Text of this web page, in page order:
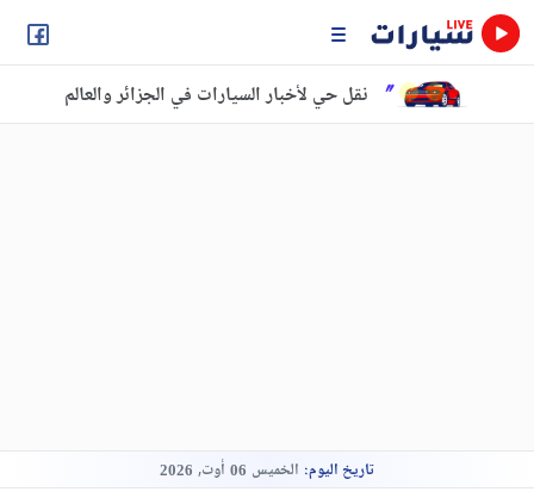
نقل حي لأخبار السيارات في الجزائر والعالم
تاريخ اليوم: الخميس 06 أوت, 2026